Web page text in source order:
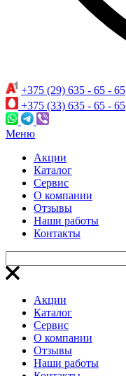
+375 (29) 635 - 65 - 65
+375 (33) 635 - 65 - 65
Меню
Акции
Каталог
Сервис
О компании
Отзывы
Наши работы
Контакты
Акции
Каталог
Сервис
О компании
Отзывы
Наши работы